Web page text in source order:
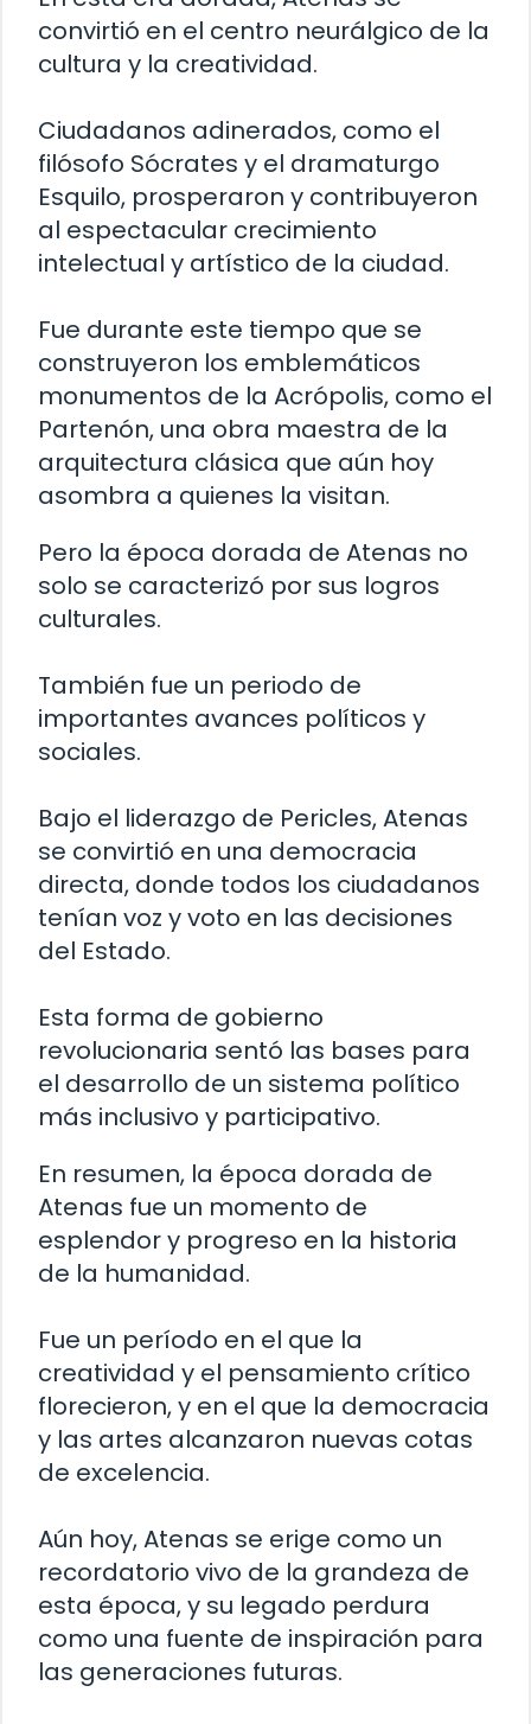
convirtió en el centro neurálgico de la
cultura y la creatividad.
Ciudadanos adinerados, como el
filósofo Sócrates y el dramaturgo
Esquilo, prosperaron y contribuyeron
al espectacular crecimiento
intelectual y artístico de la ciudad.
Fue durante este tiempo que se
construyeron los emblemáticos
monumentos de la Acrópolis, como el
Partenón, una obra maestra de la
arquitectura clásica que aún hoy
asombra a quienes la visitan.
Pero la época dorada de Atenas no
solo se caracterizó por sus logros
culturales.
También fue un periodo de
importantes avances políticos y
sociales.
Bajo el liderazgo de Pericles, Atenas
se convirtió en una democracia
directa, donde todos los ciudadanos
tenían voz y voto en las decisiones
del Estado.
Esta forma de gobierno
revolucionaria sentó las bases para
el desarrollo de un sistema político
más inclusivo y participativo.
En resumen, la época dorada de
Atenas fue un momento de
esplendor y progreso en la historia
de la humanidad.
Fue un período en el que la
creatividad y el pensamiento crítico
florecieron, y en el que la democracia
y las artes alcanzaron nuevas cotas
de excelencia.
Aún hoy, Atenas se erige como un
recordatorio vivo de la grandeza de
esta época, y su legado perdura
como una fuente de inspiración para
las generaciones futuras.